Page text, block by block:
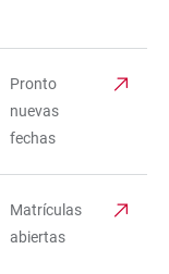
Pronto
nuevas
fechas
Matrículas
abiertas